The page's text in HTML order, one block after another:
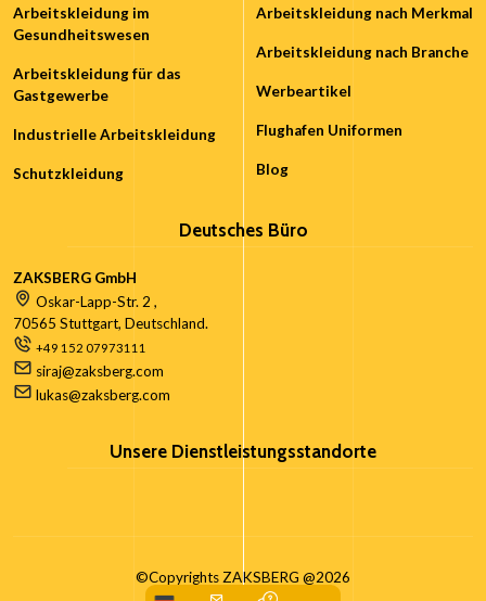
Arbeitskleidung im
Gesundheitswesen
Arbeitskleidung für das
Gastgewerbe
Industrielle Arbeitskleidung
Schutzkleidung
Arbeitskleidung nach Merkmal
Arbeitskleidung nach Branche
Werbeartikel
Flughafen Uniformen
Blog
Deutsches Büro
ZAKSBERG GmbH
Oskar-Lapp-Str. 2 ,
70565 Stuttgart, Deutschland.
+49 152 07973111
siraj@zaksberg.com
lukas@zaksberg.com
Unsere Dienstleistungsstandorte
©Copyrights ZAKSBERG @2026